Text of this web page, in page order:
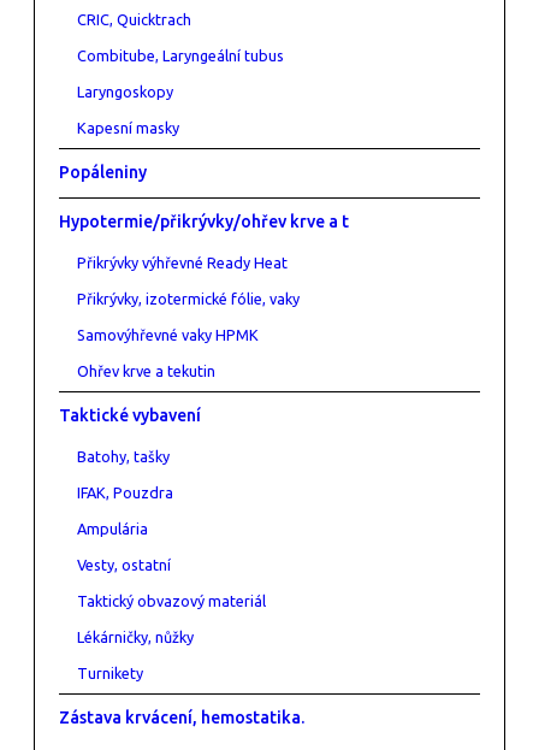
CRIC, Quicktrach
Combitube, Laryngeální tubus
Laryngoskopy
Kapesní masky
Popáleniny
Hypotermie/přikrývky/ohřev krve a t
Přikrývky výhřevné Ready Heat
Přikrývky, izotermické fólie, vaky
Samovýhřevné vaky HPMK
Ohřev krve a tekutin
Taktické vybavení
Batohy, tašky
IFAK, Pouzdra
Ampulária
Vesty, ostatní
Taktický obvazový materiál
Lékárničky, nůžky
Turnikety
Zástava krvácení, hemostatika.